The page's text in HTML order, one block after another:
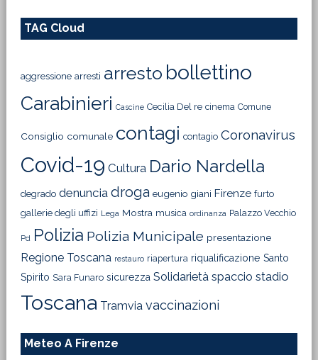
TAG Cloud
aggressione arresti arresto bollettino
Carabinieri Cascine Cecilia Del re cinema Comune
Consiglio comunale contagi contagio Coronavirus
Covid-19 Cultura Dario Nardella
degrado denuncia droga eugenio giani Firenze furto
gallerie degli uffizi Lega Mostra musica ordinanza Palazzo Vecchio
Pd Polizia Polizia Municipale presentazione
Regione Toscana restauro riapertura riqualificazione Santo
Spirito Sara Funaro sicurezza Solidarietà spaccio stadio
Toscana Tramvia vaccinazioni
Meteo A Firenze